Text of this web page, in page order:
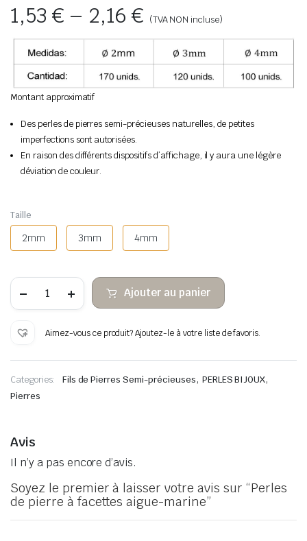
1,53€ – 2,16€ (TVA NON incluse)
Montant approximatif
Des perles de pierres semi-précieuses naturelles, de petites
imperfections sont autorisées.
En raison des différents dispositifs d’affichage, il y aura une légère
déviation de couleur.
Taille
2mm 3mm 4mm
pierre
aigue-
marine
Ajouter au panier
Aimez-vous ce produit? Ajoutez-le à votre liste de favoris.
Categories: Fils de Pierres Semi-précieuses, PERLES BIJOUX,
Pierres
Avis
Il n’y a pas encore d’avis.
Soyez le premier à laisser votre avis sur “Perles
de pierre à facettes aigue-marine”